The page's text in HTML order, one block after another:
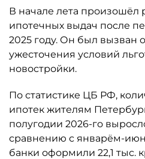
В начале лета произошёл
ипотечных выдач после
2025 году. Он был вызван
ужесточения условий
новостройки.
По статистике ЦБ РФ,
ипотек жителям
полугодии 2026-го
сравнению с январём-
банки оформили 22,1 тыс.